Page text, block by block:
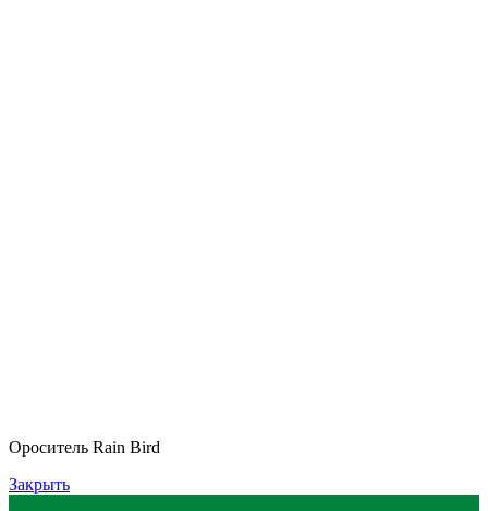
Ороситель Rain Bird
Закрыть